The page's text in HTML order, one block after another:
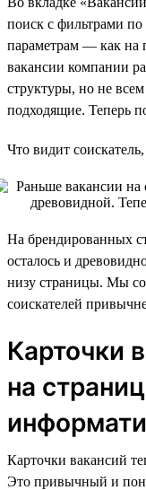
поиск с фильтрами
параметрам — как на
вакансии компании
структуры, но не
подходящие. Теперь
Что видит
На брендированных
осталось и
низу страницы. Мы
соискателей
Карточки
на
Карточки вакансий
Это привычный и